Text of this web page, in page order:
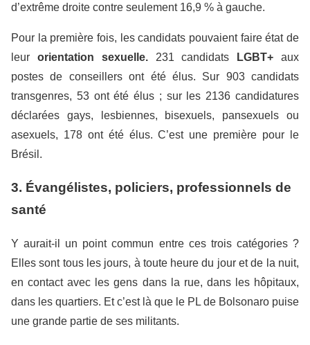
d’extrême droite contre seulement 16,9 % à gauche.
Pour la première fois, les candidats pouvaient faire état de
leur orientation sexuelle.231 candidats LGBT+aux
postes de conseillers ont été élus. Sur 903 candidats
transgenres, 53 ont été élus ; sur les 2136 candidatures
déclarées gays, lesbiennes, bisexuels, pansexuels ou
asexuels, 178 ont été élus. C’est une première pour le
Brésil.
3. Évangélistes, policiers, professionnels de
santé
Y aurait-il un point commun entre ces trois catégories ?
Elles sont tous les jours, à toute heure du jour et de la nuit,
en contact avec les gens dans la rue, dans les hôpitaux,
dans les quartiers. Et c’est là que le PL de Bolsonaro puise
une grande partie de ses militants.